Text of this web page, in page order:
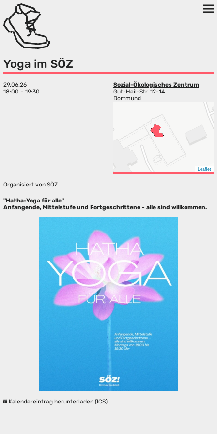
Yoga im SÖZ
29.06.26
18:00 – 19:30
Sozial-Ökologisches Zentrum
Gut-Heil-Str. 12-14
Dortmund
Leaflet
Organisiert vonSÖZ
"Hatha-Yoga für alle"
Anfangende, Mittelstufe und Fortgeschrittene - alle sind willkommen.
Kalendereintrag herunterladen (ICS)